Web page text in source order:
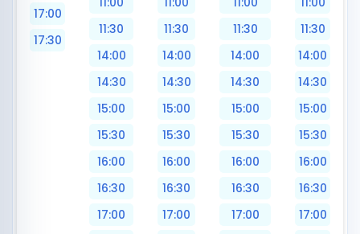
17:00
17:30
11:30
14:00
14:30
15:00
15:30
16:00
16:30
17:00
11:30
14:00
14:30
15:00
15:30
16:00
16:30
17:00
11:30
14:00
14:30
15:00
15:30
16:00
16:30
17:00
11:30
14:00
14:30
15:00
15:30
16:00
16:30
17:00